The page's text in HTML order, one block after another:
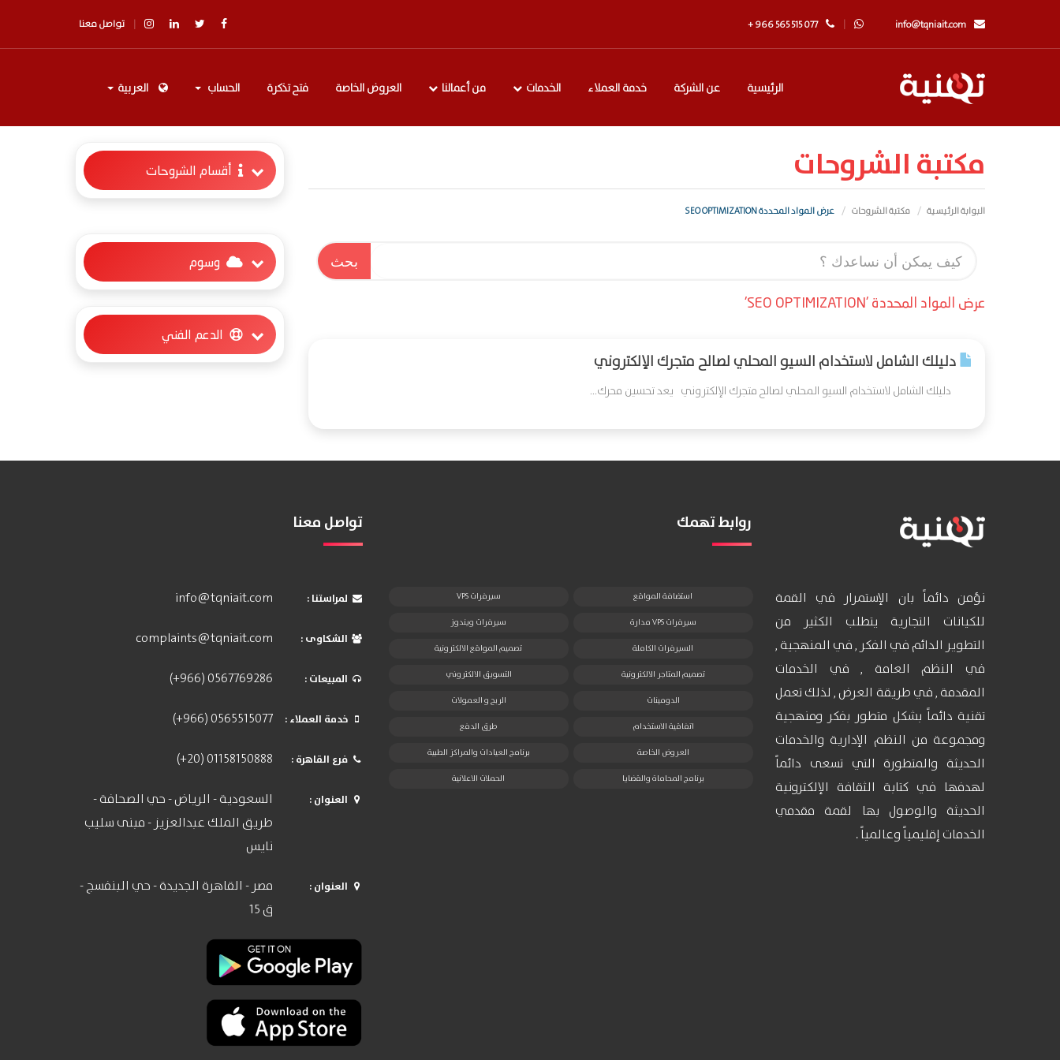
info@tqniait.com
+ 966 565 515 077 تواصل معنا
الرئيسية عن الشركة خدمة العملاء الخدمات من أعمالنا العروض الخاصة فتح تذكرة الحساب العربية
مكتبة الشروحات
البوابة الرئيسية مكتبة الشروحات عرض المواد المحددة SEO OPTIMIZATION
أقسام الشروحات
عرض المواد المحددة 'SEO OPTIMIZATION'
دليلك الشامل لاستخدام السيو المحلي لصالح متجرك الإلكتروني
دليلك الشامل لاستخدام السيو المحلي لصالح متجرك الإلكتروني يعد تحسين محرك...
وسوم
الدعم الفني
نؤمن دائماً بان الإستمرار في القمة
للكيانات التجارية يتطلب الكثير من
التطوير الدائم في الفكر , في المنهجية ,
في النظم العامة , في الخدمات
المقدمة , في طريقة العرض , لذلك تعمل
تقنية دائماً بشكل متطور بفكر ومنهجية
ومجموعة من النظم الإدارية والخدمات
الحديثة والمتطورة التي تسعى دائماً
لهدفها في كتابة الثقافة الإلكترونية
الحديثة والوصول بها لقمة مقدمي
الخدمات إقليمياً وعالمياً .
روابط تهمك
استضافة المواقع سيرفرات VPS
سيرفرات VPS مدارة سيرفرات ويندوز
السيرفرات الكاملة تصميم المواقع الالكترونية
تصميم المتاجر الالكترونية التسويق الالكتروني
الدومينات الربح و العمولات
اتفاقية الاستخدام طرق الدفع
العروض الخاصة برنامج العيادات والمراكز الطبية
برنامج المحاماة والقضايا الحملات الاعلانية
تواصل معنا
: لمراستنا info@tqniait.com
: الشكاوى complaints@tqniait.com
: المبيعات (+966) 0567769286
: خدمة العملاء (+966) 0565515077
: فرع القاهرة (+20) 01158150888
: العنوان
السعودية - الرياض - حي الصحافة -
طريق الملك عبدالعزيز - مبنى سليب
نايس
: العنوان
مصر - القاهرة الجديدة - حي البنفسج -
ق 15